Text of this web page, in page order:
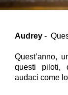
Audrey -
Quest’anno,
questi piloti,
audaci come